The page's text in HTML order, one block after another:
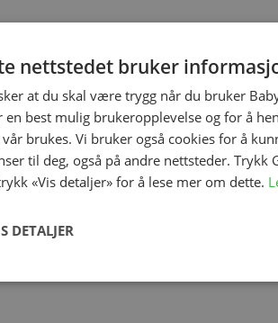
Elastisk i livet og bred ribbestrikk
Relaterte
nettstedet bruker
at du skal være trygg når du bruker
en best mulig brukeropplevelse og for å
vår brukes. Vi bruker også cookies for å
til deg, også på andre nettsteder. Trykk
«Vis detaljer» for å lese mer om dette.
DETALJER